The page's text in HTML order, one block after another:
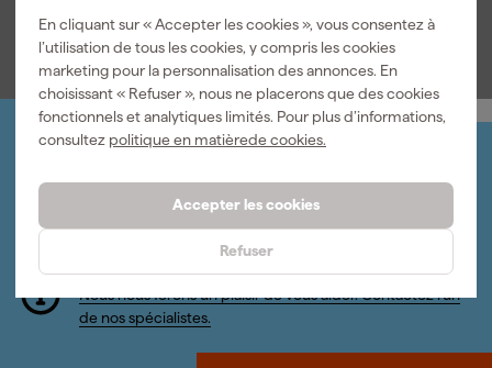
En cliquant sur « Accepter les cookies », vous consentez à
l’utilisation de tous les cookies, y compris les cookies
marketing pour la personnalisation des annonces. En
choisissant « Refuser », nous ne placerons que des cookies
fonctionnels et analytiques limités. Pour plus d’informations,
consultez politique en matièrede cookies.
Accepter les cookies
Refuser
62 ,39
TTC
39,89
Connectez-vous et gérez vos commandes et vos
Bulletin
Abonnez-vous à la newsletter hebdomadaire
Nous sommes heureux de vous aider
Nous nous ferons un plaisir de vous aider. Contactez l'un
de nos spécialistes.